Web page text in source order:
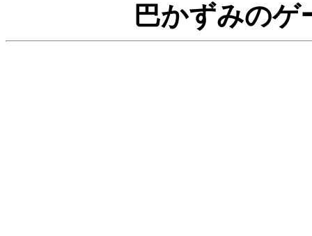
巴かずみのゲ